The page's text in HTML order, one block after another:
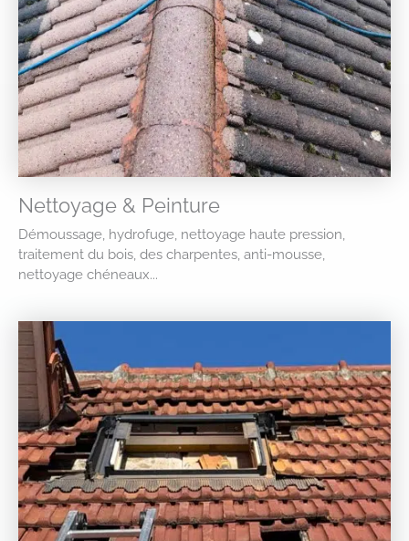
Nettoyage & Peinture
Démoussage, hydrofuge, nettoyage haute pression,
traitement du bois, des charpentes, anti-mousse,
nettoyage chéneaux...